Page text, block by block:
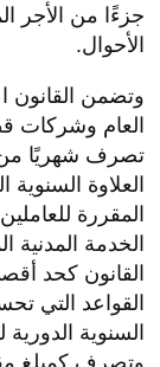
جزءًا من الأجر
الأحوال.
العام وشركات
تصرف شهريًا من
العلاوة
المقررة
الخدمة المدنية
القانون كحد
القواعد التي
السنوية